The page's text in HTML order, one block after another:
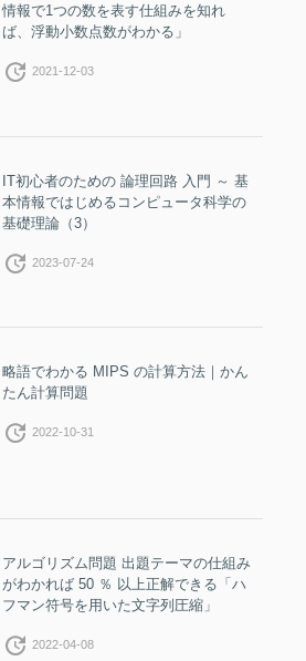
情報で1つの数を表す仕組みを知れ
ば、浮動小数点数がわかる」
update 2021-12-03
IT初心者のための 論理回路 入門 ～ 基
本情報ではじめるコンピュータ科学の
基礎理論（3）
update 2023-07-24
略語でわかる MIPS の計算方法｜かん
たん計算問題
update 2022-10-31
アルゴリズム問題 出題テーマの仕組み
がわかれば 50 ％ 以上正解できる「ハ
フマン符号を用いた文字列圧縮」
update 2022-04-08